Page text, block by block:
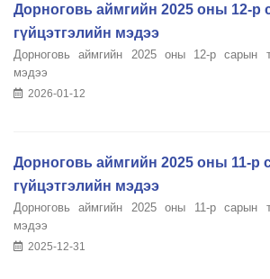
Дорноговь аймгийн 2025 оны 12-р
гүйцэтгэлийн мэдээ
Дорноговь аймгийн 2025 оны 12-р сарын
мэдээ
2026-01-12
Дорноговь аймгийн 2025 оны 11-р
гүйцэтгэлийн мэдээ
Дорноговь аймгийн 2025 оны 11-р сарын
мэдээ
2025-12-31